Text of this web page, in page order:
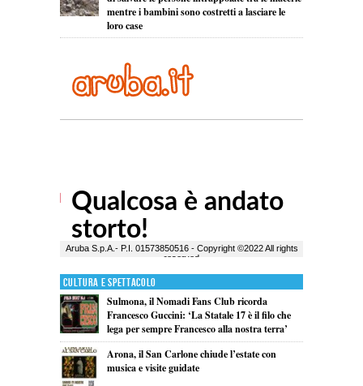
mentre i bambini sono costretti a lasciare le
loro case
Cultura e Spettacolo
Sulmona, il Nomadi Fans Club ricorda
Francesco Guccini: ‘La Statale 17 è il filo che
lega per sempre Francesco alla nostra terra’
Arona, il San Carlone chiude l’estate con
musica e visite guidate